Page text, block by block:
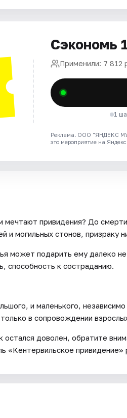
Сэкономь
Применили: 7 812
1
Реклама. ООО "ЯНДЕКС
это мероприятие на
мечтают привидения? До
и могильных стонов, призраку
может подарить ему далеко
способность к состраданию.
и маленького,
в сопровождении
доволен, обратите
«Кентервильское